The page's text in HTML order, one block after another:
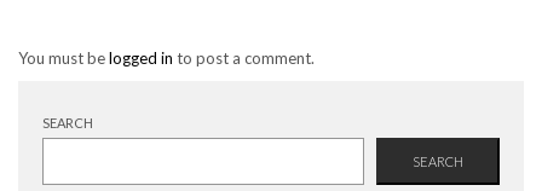
You must belogged in to post a comment.
SEARCH
SEARCH